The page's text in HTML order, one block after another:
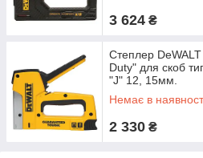
3 624 ₴
Степлер
Duty" для скоб
"J" 12, 15мм.
Немає в
2 330 ₴